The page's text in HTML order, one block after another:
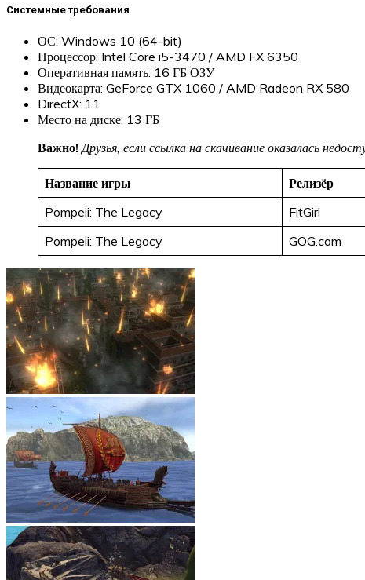
Системные требования
ОС: Windows 10 (64-bit)
Процессор: Intel Core i5-3470 / AMD FX 6350
Оперативная память: 16 ГБ ОЗУ
Видеокарта: GeForce GTX 1060 / AMD Radeon RX 580
DirectX: 11
Место на диске: 13 ГБ
Важно! Друзья, если ссылка на скачивание оказалась
Название игры Релизёр
Pompeii: The Legacy
FitGirl
Pompeii: The Legacy
GOG.com